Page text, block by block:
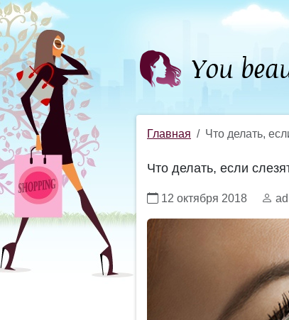
Главная Что делать,
Что делать, если
12 октября 2018